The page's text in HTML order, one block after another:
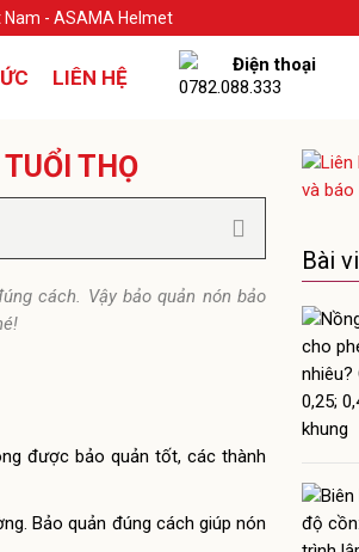
Nam - ASAMA Helmet
LIÊN HỆ
Điện thoại
0782.088.333
THỌ
cách. Vậy bảo quản nón bảo
được bảo quản tốt, các thành
Bảo quản đúng cách giúp nón
Bài